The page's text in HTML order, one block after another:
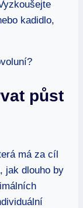
kadidlo,
půst
má za cíl
jak dlouho by